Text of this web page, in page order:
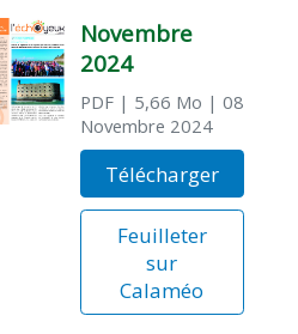
Novembre
2024
PDF| 5,66 Mo | 08
Novembre 2024
Télécharger
Feuilleter
sur
Calaméo